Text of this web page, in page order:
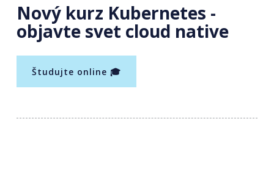
Nový kurz Kubernetes -
objavte svet cloud native
Študujte online 🎓